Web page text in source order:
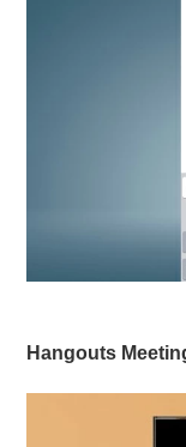
Hangouts